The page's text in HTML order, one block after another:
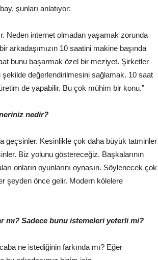
şunları anlatıyor:
Neden internet olmadan yaşamak zorunda
arkadaşımızın 10 saatini makine başında
bunu başarmak özel bir meziyet. Şirketler
değerlendirilmesini sağlamak. 10 saat
de yapabilir. Bu çok mühim bir konu.”
nedir?
geçsinler. Kesinlikle çok daha büyük tatminler
Biz yolunu göstereceğiz. Başkalarının
onların oyunlarını oynasın. Söylenecek çok
şeyden önce gelir. Modern kölelere
mı? Sadece bunu istemeleri yeterli mi?
ne istediğinin farkında mı? Eğer